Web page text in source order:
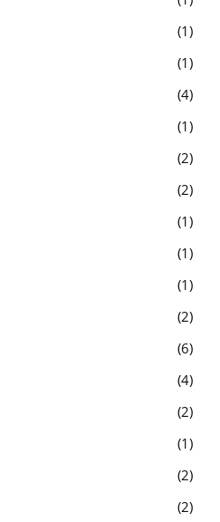
1
1
4
1
2
2
1
1
1
2
6
4
2
1
2
2